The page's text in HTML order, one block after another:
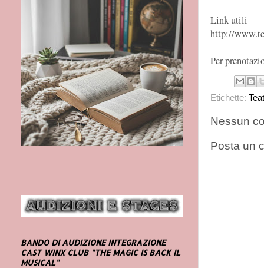
Link utili
http://
Per
Etichette:
Nessun
Posta un
BANDO DI AUDIZIONE INTEGRAZIONE
CAST WINX CLUB "THE MAGIC IS BACK IL
MUSICAL"